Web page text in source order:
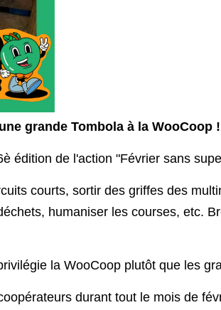
grande Tombola à la WooCoop !
édition de l'action "Février sans
courts, sortir des griffes des
humaniser les courses, etc.
la WooCoop plutôt que les
durant tout le mois de